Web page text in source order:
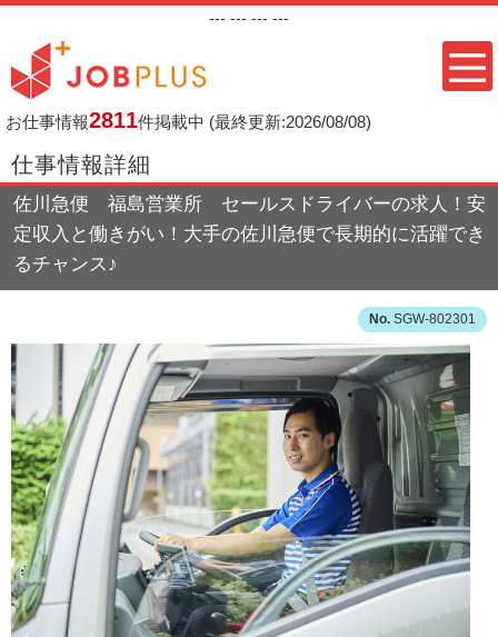
--- --- --- ---
お仕事情報2811件掲載中 (最終更新:2026/08/08)
仕事情報詳細
佐川急便 福島営業所 セールスドライバーの求人！安
定収入と働きがい！大手の佐川急便で長期的に活躍でき
るチャンス♪
SGW-802301